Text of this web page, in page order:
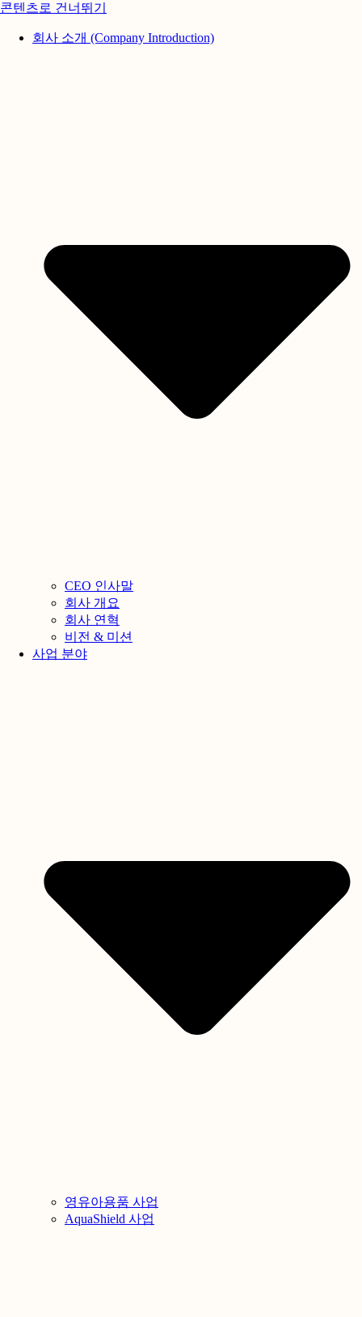
콘텐츠로 건너뛰기
회사 소개 (Company Introduction)
CEO 인사말
회사 개요
회사 연혁
비전 & 미션
사업 분야
영유아용품 사업
AquaShield 사업